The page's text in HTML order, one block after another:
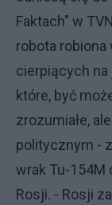
Faktach" w
robota
cierpiących
które, być
zrozumiałe,
politycznym -
wrak Tu-154M
Rosji. - Rosji